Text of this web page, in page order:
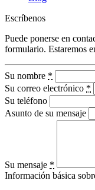
Escríbenos
Puede ponerse en
formulario. Estaremos
Su nombre *
Su correo electrónico *
Su teléfono
Asunto de su mensaje
Su mensaje *
Información básica